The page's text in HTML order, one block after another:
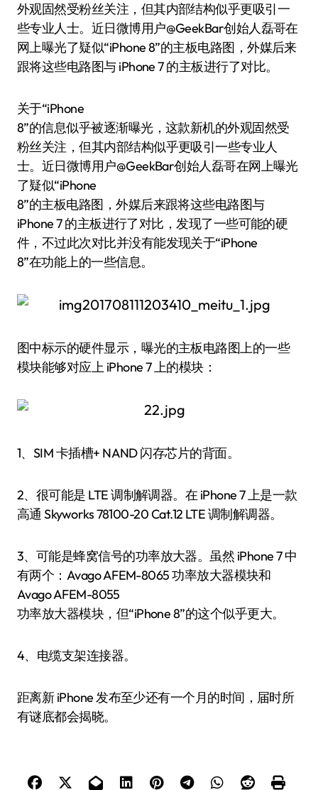
外观固然受粉丝关注，但其内部结构似乎更吸引一
些专业人士。近日微博用户@GeekBar创始人磊哥在
网上曝光了疑似“iPhone 8”的主板电路图，外媒后来
跟将这些电路图与 iPhone 7 的主板进行了对比。
关于“iPhone
8”的信息似乎被逐渐曝光，这款新机的外观固然受
粉丝关注，但其内部结构似乎更吸引一些专业人
士。近日微博用户@GeekBar创始人磊哥在网上曝光
了疑似“iPhone
8”的主板电路图，外媒后来跟将这些电路图与
iPhone 7 的主板进行了对比，发现了一些可能的硬
件，不过此次对比并没有能发现关于“iPhone
8”在功能上的一些信息。
图中标示的硬件显示，曝光的主板电路图上的一些
模块能够对应上 iPhone 7 上的模块：
1、SIM 卡插槽+ NAND 闪存芯片的背面。
2、很可能是 LTE 调制解调器。在 iPhone 7 上是一款
高通 Skyworks 78100-20 Cat.12 LTE 调制解调器。
3、可能是蜂窝信号的功率放大器。虽然 iPhone 7 中
有两个：Avago AFEM-8065 功率放大器模块和
Avago AFEM-8055
功率放大器模块，但“iPhone 8”的这个似乎更大。
4、电缆支架连接器。
距离新 iPhone 发布至少还有一个月的时间，届时所
有谜底都会揭晓。